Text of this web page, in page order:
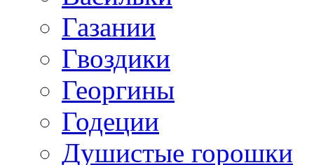
Газании
Гвоздики
Георгины
Годеции
Душистые горошки